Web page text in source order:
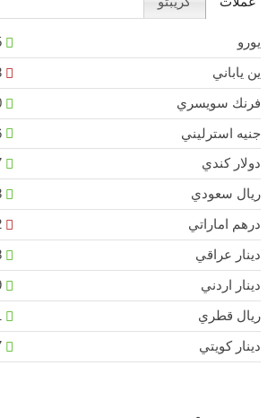
يورو
0.855
ين ياباني
157.23
فرنك سويسري
0.780
جنيه استرليني
0.746
دولار كندي
1.367
ريال سعودي
3.753
درهم اماراتي
3.672
دينار عراقي
1,314.28
دينار اردني
0.709
ريال قطري
دينار كويتي
0.307